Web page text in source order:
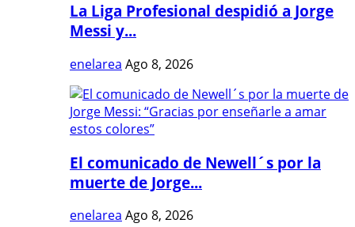
La Liga Profesional despidió a Jorge
Messi y...
enelarea Ago 8, 2026
El comunicado de Newell´s por la
muerte de Jorge...
enelarea Ago 8, 2026